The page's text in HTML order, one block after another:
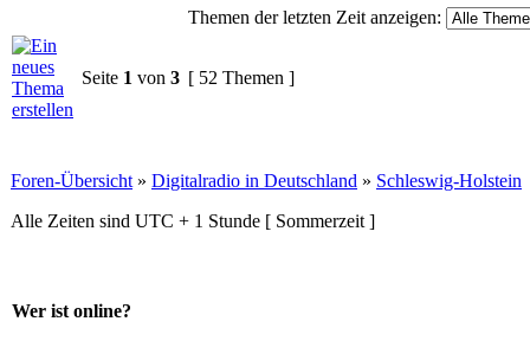
Themen der letzten Zeit anzeigen:
Seite 1 von 3 [ 52 Themen ]
Foren-Übersicht » Digitalradio in Deutschland » Schleswig-Holstein
Alle Zeiten sind UTC + 1 Stunde [ Sommerzeit ]
Wer ist online?